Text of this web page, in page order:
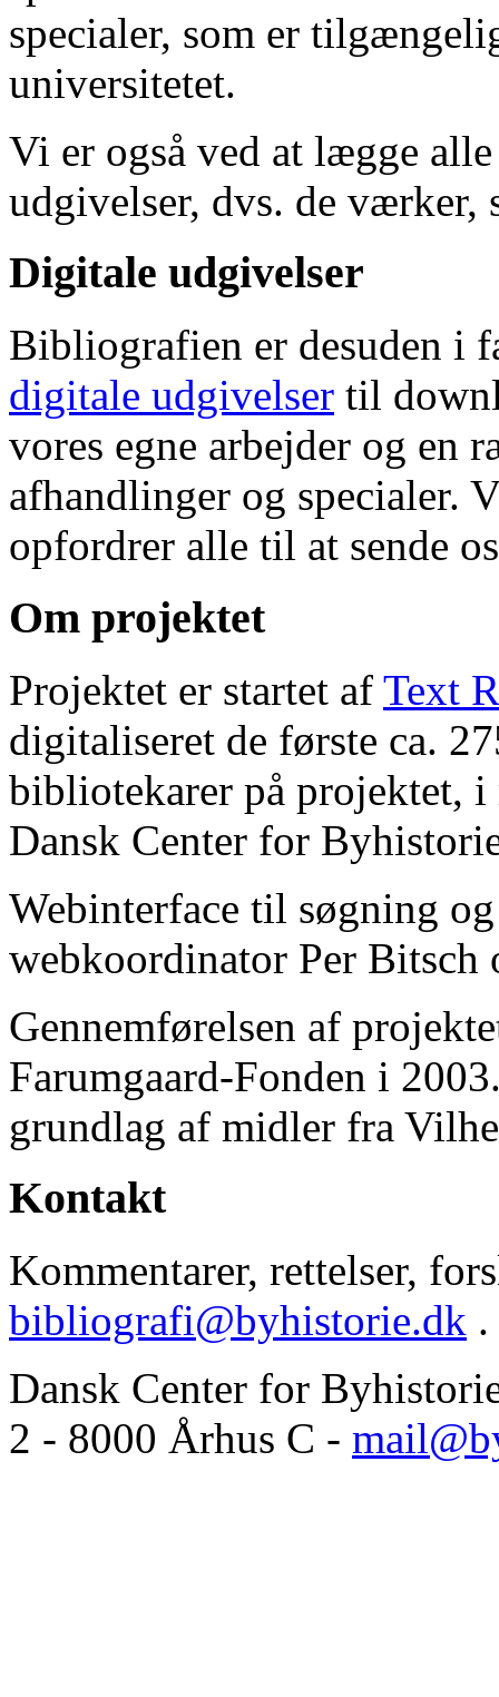
specialer, som er
universitetet.
Vi er også ved at lægge
udgivelser, dvs. de værker,
Digitale udgivelser
Bibliografien er desuden i
digitale udgivelser til
vores egne arbejder og en
afhandlinger og specialer.
opfordrer alle til at sende
Om projektet
Projektet er startet af Text
digitaliseret de første ca.
bibliotekarer på projektet, i
Dansk Center for
Webinterface til søgning
webkoordinator Per Bitsch
Gennemførelsen af
Farumgaard-Fonden i
grundlag af midler fra
Kontakt
Kommentarer, rettelser,
bibliografi@byhistorie.dk .
Dansk Center for
2 - 8000 Århus C -